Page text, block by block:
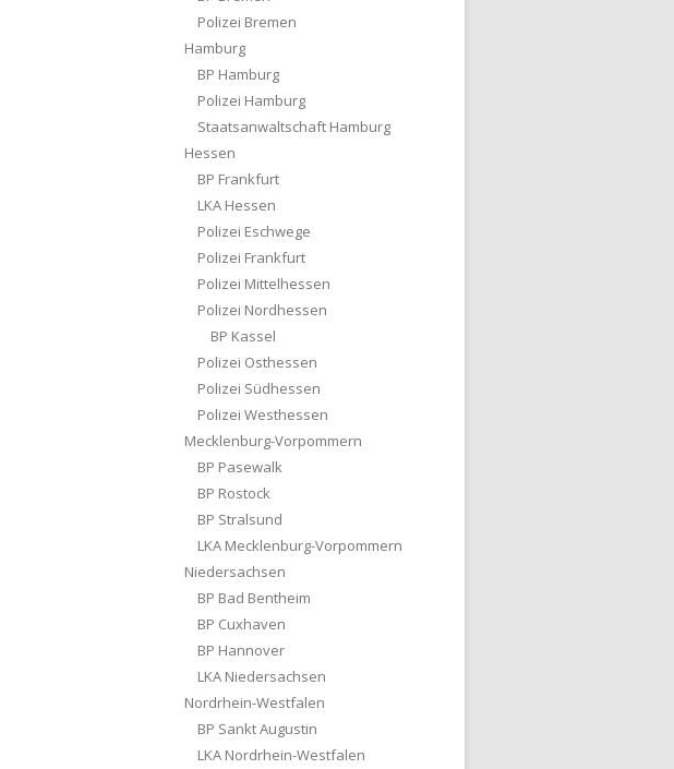
Polizei Bremen
Hamburg
BP Hamburg
Polizei Hamburg
Staatsanwaltschaft Hamburg
Hessen
BP Frankfurt
LKA Hessen
Polizei Eschwege
Polizei Frankfurt
Polizei Mittelhessen
Polizei Nordhessen
BP Kassel
Polizei Osthessen
Polizei Südhessen
Polizei Westhessen
Mecklenburg-Vorpommern
BP Pasewalk
BP Rostock
BP Stralsund
LKA Mecklenburg-Vorpommern
Niedersachsen
BP Bad Bentheim
BP Cuxhaven
BP Hannover
LKA Niedersachsen
Nordrhein-Westfalen
BP Sankt Augustin
LKA Nordrhein-Westfalen